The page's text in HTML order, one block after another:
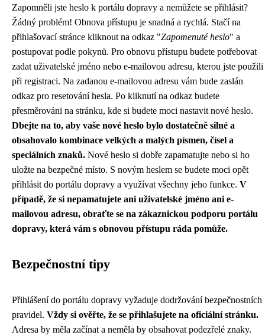
Zapomněli jste heslo k portálu dopravy a nemůžete se přihlásit?
Žádný problém! Obnova přístupu je snadná a rychlá. Stačí na
přihlašovací stránce kliknout na odkaz "Zapomenuté heslo" a
postupovat podle pokynů. Pro obnovu přístupu budete potřebovat
zadat uživatelské jméno nebo e-mailovou adresu, kterou jste použili
při registraci. Na zadanou e-mailovou adresu vám bude zaslán
odkaz pro resetování hesla. Po kliknutí na odkaz budete
přesměrováni na stránku, kde si budete moci nastavit nové heslo.
Dbejte na to, aby vaše nové heslo bylo dostatečně silné a
obsahovalo kombinace velkých a malých písmen, čísel a
speciálních znaků. Nové heslo si dobře zapamatujte nebo si ho
uložte na bezpečné místo. S novým heslem se budete moci opět
přihlásit do portálu dopravy a využívat všechny jeho funkce. V
případě, že si nepamatujete ani uživatelské jméno ani e-
mailovou adresu, obraťte se na zákaznickou podporu portálu
dopravy, která vám s obnovou přístupu ráda pomůže.
Bezpečnostní tipy
Přihlášení do portálu dopravy vyžaduje dodržování bezpečnostních
pravidel. Vždy si ověřte, že se přihlašujete na oficiální stránku.
Adresa by měla začínat a neměla by obsahovat podezřelé znaky.